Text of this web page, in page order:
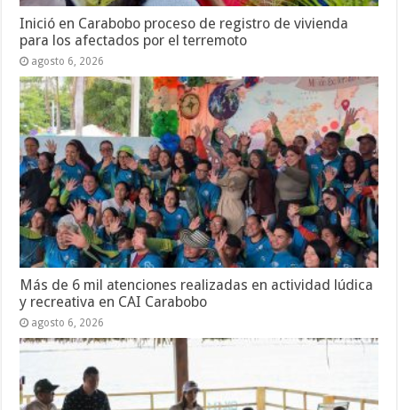
Inició en Carabobo proceso de registro de vivienda
para los afectados por el terremoto
agosto 6, 2026
Más de 6 mil atenciones realizadas en actividad lúdica
y recreativa en CAI Carabobo
agosto 6, 2026